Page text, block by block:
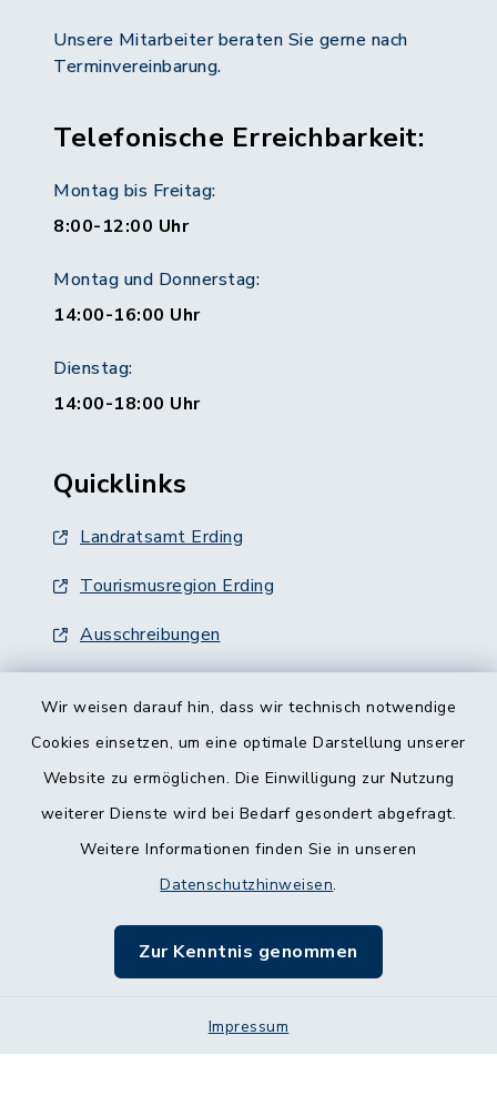
Wir weisen darauf hin, dass wir technisch notwendige
Cookies einsetzen, um eine optimale Darstellung unserer
Website zu ermöglichen. Die Einwilligung zur Nutzung
weiterer Dienste wird bei Bedarf gesondert abgefragt.
Weitere Informationen finden Sie in unseren
Datenschutzhinweisen.
Zur Kenntnis genommen
Impressum
Unsere Mitarbeiter beraten Sie gerne nach
Terminvereinbarung.
Telefonische Erreichbarkeit:
Montag bis Freitag:
8:00-12:00 Uhr
Montag und Donnerstag:
14:00-16:00 Uhr
Dienstag:
14:00-18:00 Uhr
Quicklinks
Landratsamt Erding
Tourismusregion Erding
Ausschreibungen
Barrierefreiheit
Impressum
Sitemap